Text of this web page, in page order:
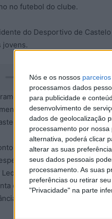
Nós e os nossos parceiros
processamos dados
para publicidade e
desenvolvimento de
dados de geolocalização
processamento por
alternativa, poderá clicar
alterar as suas
seus dados pessoais
processamento. As suas
preferências ou retirar
"Privacidade" na parte
no futebol do clube.
do Desportivo de
jovens.
do futebol do
pela sua dedicação
Branco.
com a esposa e os dois
aos jovens para
Leopoldo Rodrigues,
de Freguesia de Castelo
do mesmo na formação dos